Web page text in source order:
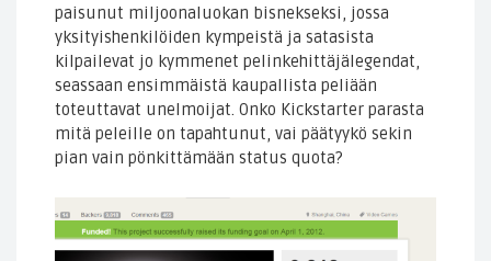
paisunut miljoonaluokan bisnekseksi, jossa
yksityishenkilöiden kympeistä ja satasista
kilpailevat jo kymmenet pelinkehittäjälegendat,
seassaan ensimmäistä kaupallista peliään
toteuttavat unelmoijat. Onko Kickstarter parasta
mitä peleille on tapahtunut, vai päätyykö sekin
pian vain pönkittämään status quota?